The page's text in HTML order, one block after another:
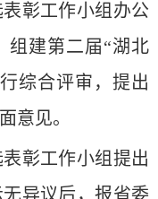
彰工作小组办公
组建第二届“湖北
综合评审，提出
意见。
彰工作小组提出
异议后，报省委